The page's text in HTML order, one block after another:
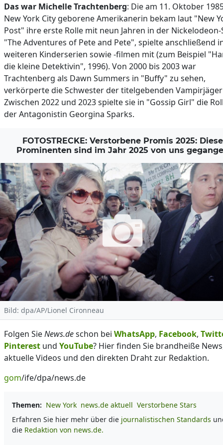
Das war Michelle Trachtenberg: Die am 11. Oktober
New York City geborene Amerikanerin bekam laut "New
Post" ihre erste Rolle mit neun Jahren in der Nickelodeon-
"The Adventures of Pete and Pete", spielte anschließend
weiteren Kinderserien sowie -filmen mit (zum Beispiel
die kleine Detektivin", 1996). Von 2000 bis 2003 war
Trachtenberg als Dawn Summers in "Buffy" zu sehen,
verkörperte die Schwester der titelgebenden
Zwischen 2022 und 2023 spielte sie in "Gossip Girl" die
der Antagonistin Georgina Sparks.
FOTOSTRECKE: Verstorbene Promis 2025: Diese
Prominenten sind im Jahr 2025 von uns
Bild: dpa/AP/Lionel Cironneau
Folgen SieNews.deschon bei WhatsApp, Facebook,
Pinterest und YouTube? Hier finden Sie brandheiße
aktuelle Videos und den direkten Draht zur Redaktion.
gom/ife/dpa/news.de
Themen: New York news.de aktuell Verstorbene Stars
Erfahren Sie hier mehr über die journalistischen Standards
die Redaktion von news.de.